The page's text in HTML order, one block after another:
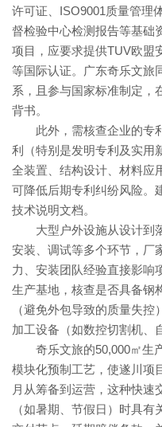
许可证、ISO9001质量管理
督检验中心检测报告等基础
项目，应要求提供TUV欧盟
等国际认证。广东奇乐文旅
系，且参与国家标准制定，
背书。
此外，需核查企业的专
利（特别是发明专利及实用
全装置、结构设计、材料应
可降低后期专利纠纷风险。
技术说明文档。
大型户外设施从设计到落
安装、调试等多个环节，厂
力、安装团队经验直接影响
生产基地，核查是否具备钢
（避免外包导致的质量失
加工设备（如数控切割机、
奇乐文旅的50,000㎡生
模块化预制工艺，使遂川项
月从筹备到运营，这种快速
（如暑期、节假日）时具